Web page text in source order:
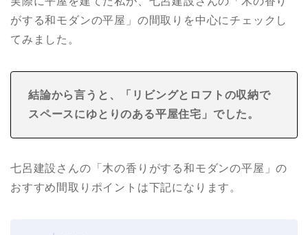
がする和モダンの平屋」の間取りを中心にチェックし
てみました。
結論から言うと、「リビングとロフトの収納で
スペースにゆとりのある平屋住宅 」でした。
七呂建設さんの「木の香りがする和モダンの平屋」の
おすすめ間取りポイントは下記になります。